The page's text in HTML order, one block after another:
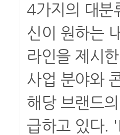
4가지의 대분
신이 원하는
라인을 제시
사업 분야와
해당 브랜드
급하고 있다.